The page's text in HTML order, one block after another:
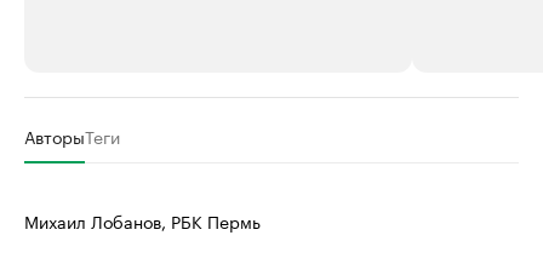
Крупнейшие производители и
Ознакомьтесь с информацией в каталоге
АвторыТеги
Михаил Лобанов, РБК Пермь